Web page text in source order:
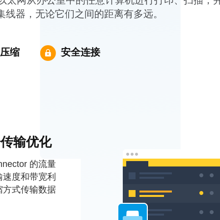
器，无论它们之间的距离有多远。
缩 安全连接
输优化
的流量
度和带宽利
方式传输数据